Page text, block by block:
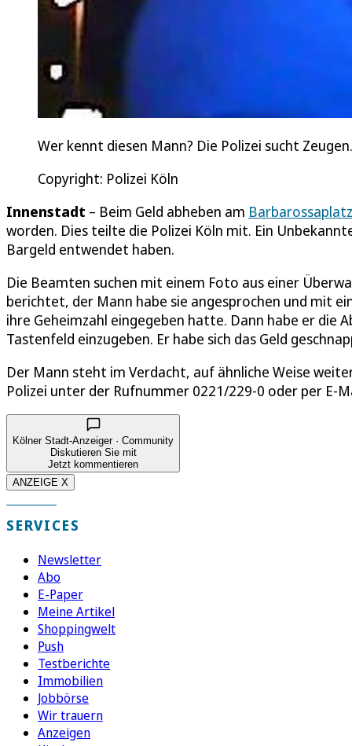
Wer kennt diesen Mann? Die Polizei sucht Zeugen.
Copyright: Polizei Köln
Innenstadt – Beim Geld abheben am Barbarossaplatz
worden. Dies teilte die Polizei Köln mit. Ein
Bargeld entwendet haben.
Die Beamten suchen mit einem Foto aus einer
berichtet, der Mann habe sie angesprochen und mit
ihre Geheimzahl eingegeben hatte. Dann habe er die
Tastenfeld einzugeben. Er habe sich das Geld
Der Mann steht im Verdacht, auf ähnliche Weise
Polizei unter der Rufnummer 0221/229-0 oder per E-
Kölner Stadt-Anzeiger · Community
Diskutieren Sie mit
Jetzt kommentieren
ANZEIGE X
SERVICES
Newsletter
Abo
E-Paper
Meine Artikel
Shoppingwelt
Push
Testberichte
Immobilien
Jobbörse
Wir trauern
Anzeigen